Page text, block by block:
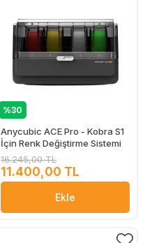
%30
Anycubic ACE Pro - Kobra S1
İçin Renk Değiştirme Sistemi
16.245,00 TL
11.400,00 TL
Ekle